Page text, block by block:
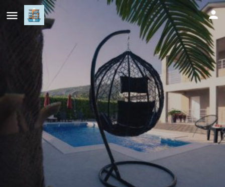
Villa Laguna Mostar
Cijena (po danu)